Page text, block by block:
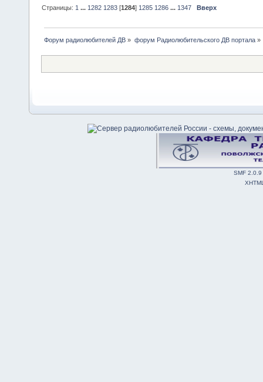
Страницы: 1 ... 1282 1283 [1284] 1285 1286 ... 1347 Вверх
Форум радиолюбителей ДВ » форум Радиолюбительского ДВ портала»
SMF 2.0.9